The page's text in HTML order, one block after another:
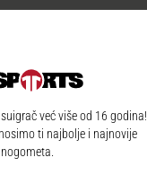
već više od 16 godina!
ti najbolje i najnovije